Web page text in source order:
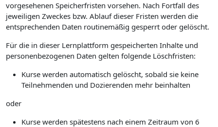
vorgesehenen Speicherfristen vorsehen. Nach Fortfall des
jeweiligen Zweckes bzw. Ablauf dieser Fristen werden die
entsprechenden Daten routinemäßig gesperrt oder gelöscht.
Für die in dieser Lernplattform gespeicherten Inhalte und
personenbezogenen Daten gelten folgende Löschfristen:
Kurse werden automatisch gelöscht, sobald sie keine
Teilnehmenden und Dozierenden mehr beinhalten
oder
Kurse werden spätestens nach einem Zeitraum von 6